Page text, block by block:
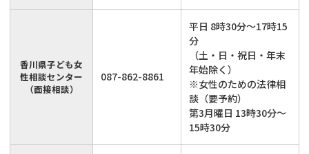
香川県子ども女
性相談センター
（面接相談）
087-862-8861
平日 8時30分～17時15
分
（土・日・祝日・年末
年始除く）
※女性のための法律相
談（要予約）
第3月曜日 13時30分～
15時30分